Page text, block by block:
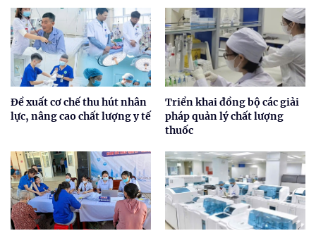
Đề xuất cơ chế thu hút nhân
lực, nâng cao chất lượng y tế
Triển khai đồng bộ các giải
pháp quản lý chất lượng
thuốc